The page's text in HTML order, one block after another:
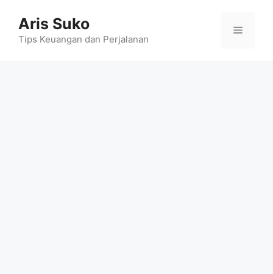
content
Aris Suko
Tips Keuangan dan Perjalanan
Menu